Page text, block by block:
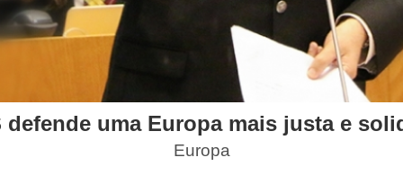
defende uma Europa mais justa e
Europa